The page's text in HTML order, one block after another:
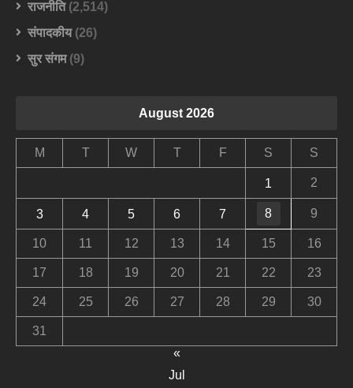
राजनीति(2,514)
संपादकीय(26)
सुर संगम(9)
August 2026
M T W T F S S
1 2
3 4 5 6 7 8 9
10 11 12 13 14 15 16
17 18 19 20 21 22 23
24 25 26 27 28 29 30
31
«
Jul